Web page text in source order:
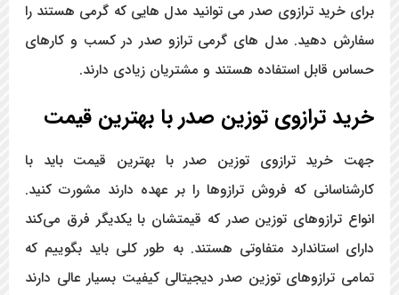
برای خرید ترازوی صدر می توانید مدل هایی که گرمی هستند را
سفارش دهید. مدل های گرمی ترازو صدر در کسب و کارهای
حساس قابل استفاده هستند و مشتریان زیادی دارند.
خرید ترازوی توزین صدر با بهترین قیمت
جهت خرید ترازوی توزین صدر با بهترین قیمت باید با
کارشناسانی که فروش ترازوها را بر عهده دارند مشورت کنید.
انواع ترازوهای توزین صدر که قیمتشان با یکدیگر فرق می‌کند
دارای استاندارد متفاوتی هستند. به طور کلی باید بگوییم که
تمامی ترازوهای توزین صدر دیجیتالی کیفیت بسیار عالی دارند